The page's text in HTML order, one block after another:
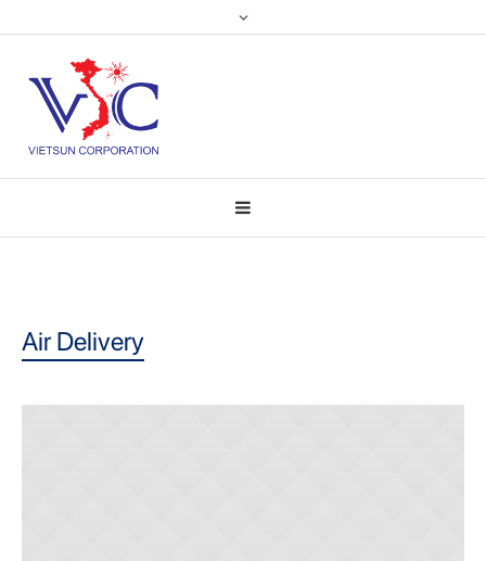
Air Delivery